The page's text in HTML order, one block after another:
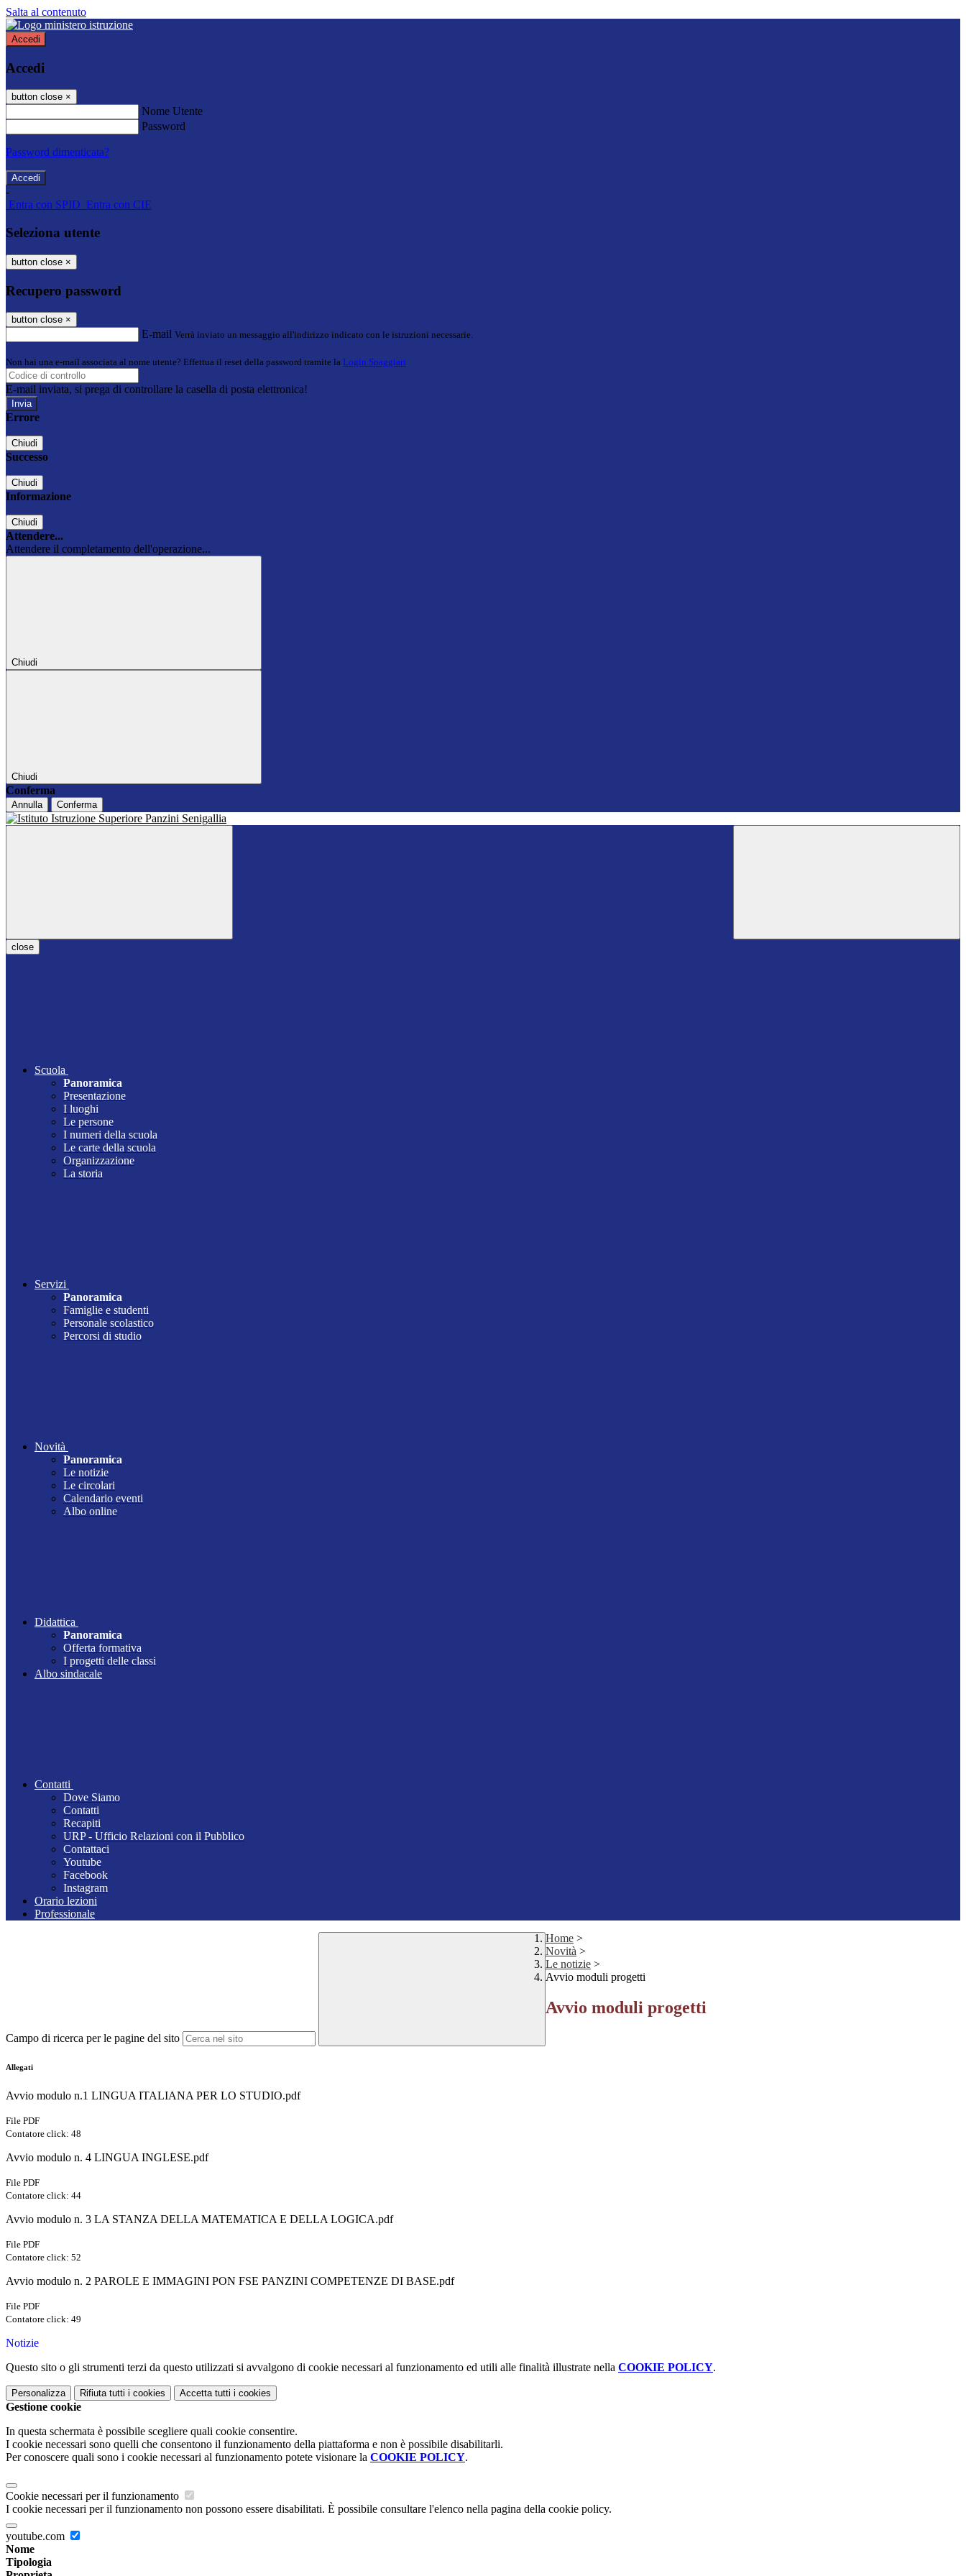
Salta al contenuto
Accedi
Accedi
button close ×
Nome Utente
Password
Password dimenticata?
-
Entra con SPID Entra con CIE
Seleziona utente
button close ×
Recupero password
button close ×
E-mail Verrà inviato un messaggio all'indirizzo indicato con le istruzioni necessarie.
Non hai una e-mail associata al nome utente? Effettua il reset della password tramite la Login Spaggiari
E-mail inviata, si prega di controllare la casella di posta elettronica!
Errore
Chiudi
Successo
Chiudi
Informazione
Chiudi
Attendere...
Attendere il completamento dell'operazione...
Chiudi
Chiudi
Conferma
Annulla Conferma
close
Scuola
Panoramica
Presentazione
I luoghi
Le persone
I numeri della scuola
Le carte della scuola
Organizzazione
La storia
Servizi
Panoramica
Famiglie e studenti
Personale scolastico
Percorsi di studio
Novità
Panoramica
Le notizie
Le circolari
Calendario eventi
Albo online
Didattica
Panoramica
Offerta formativa
I progetti delle classi
Albo sindacale
Contatti
Dove Siamo
Contatti
Recapiti
URP - Ufficio Relazioni con il Pubblico
Contattaci
Youtube
Facebook
Instagram
Orario lezioni
Professionale
Campo di ricerca per le pagine del sito
Home >
Novità >
Le notizie >
Avvio moduli progetti
Avvio moduli progetti
Allegati
Avvio modulo n.1 LINGUA ITALIANA PER LO STUDIO.pdf
File PDF
Contatore click: 48
Avvio modulo n. 4 LINGUA INGLESE.pdf
File PDF
Contatore click: 44
Avvio modulo n. 3 LA STANZA DELLA MATEMATICA E DELLA LOGICA.pdf
File PDF
Contatore click: 52
Avvio modulo n. 2 PAROLE E IMMAGINI PON FSE PANZINI COMPETENZE DI BASE.pdf
File PDF
Contatore click: 49
Notizie
Questo sito o gli strumenti terzi da questo utilizzati si avvalgono di cookie necessari al funzionamento ed utili alle finalità illustrate nella COOKIE POLICY.
Personalizza Rifiuta tutti i cookies Accetta tutti i cookies
Gestione cookie
In questa schermata è possibile scegliere quali cookie consentire.
I cookie necessari sono quelli che consentono il funzionamento della piattaforma e non è possibile disabilitarli.
Per conoscere quali sono i cookie necessari al funzionamento potete visionare la COOKIE POLICY.
Cookie necessari per il funzionamento
I cookie necessari per il funzionamento non possono essere disabilitati. È possibile consultare l'elenco nella pagina della cookie policy.
youtube.com
Nome
Tipologia